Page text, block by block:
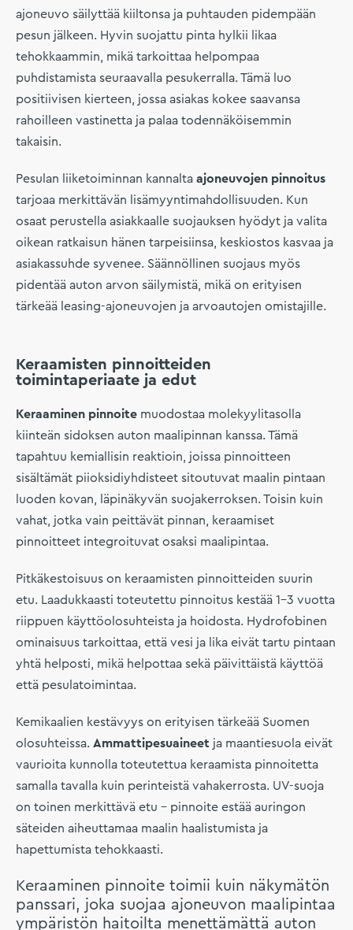
ajoneuvo säilyttää kiiltonsa ja puhtauden pidempään
pesun jälkeen. Hyvin suojattu pinta hylkii likaa
tehokkaammin, mikä tarkoittaa helpompaa
puhdistamista seuraavalla pesukerralla. Tämä luo
positiivisen kierteen, jossa asiakas kokee saavansa
rahoilleen vastinetta ja palaa todennäköisemmin
takaisin.
Pesulan liiketoiminnan kannalta ajoneuvojen pinnoitus
tarjoaa merkittävän lisämyyntimahdollisuuden. Kun
osaat perustella asiakkaalle suojauksen hyödyt ja valita
oikean ratkaisun hänen tarpeisiinsa, keskiostos kasvaa ja
asiakassuhde syvenee. Säännöllinen suojaus myös
pidentää auton arvon säilymistä, mikä on erityisen
tärkeää leasing-ajoneuvojen ja arvoautojen omistajille.
Keraamisten pinnoitteiden
toimintaperiaate ja edut
Keraaminen pinnoite muodostaa molekyylitasolla
kiinteän sidoksen auton maalipinnan kanssa. Tämä
tapahtuu kemiallisin reaktioin, joissa pinnoitteen
sisältämät piioksidiyhdisteet sitoutuvat maalin pintaan
luoden kovan, läpinäkyvän suojakerroksen. Toisin kuin
vahat, jotka vain peittävät pinnan, keraamiset
pinnoitteet integroituvat osaksi maalipintaa.
Pitkäkestoisuus on keraamisten pinnoitteiden suurin
etu. Laadukkaasti toteutettu pinnoitus kestää 1–3 vuotta
riippuen käyttöolosuhteista ja hoidosta. Hydrofobinen
ominaisuus tarkoittaa, että vesi ja lika eivät tartu pintaan
yhtä helposti, mikä helpottaa sekä päivittäistä käyttöä
että pesulatoimintaa.
Kemikaalien kestävyys on erityisen tärkeää Suomen
olosuhteissa. Ammattipesuaineet ja maantiesuola eivät
vaurioita kunnolla toteutettua keraamista pinnoitetta
samalla tavalla kuin perinteistä vahakerrosta. UV-suoja
on toinen merkittävä etu – pinnoite estää auringon
säteiden aiheuttamaa maalin haalistumista ja
hapettumista tehokkaasti.
Keraaminen pinnoite toimii kuin näkymätön
panssari, joka suojaa ajoneuvon maalipintaa
ympäristön haitoilta menettämättä auton